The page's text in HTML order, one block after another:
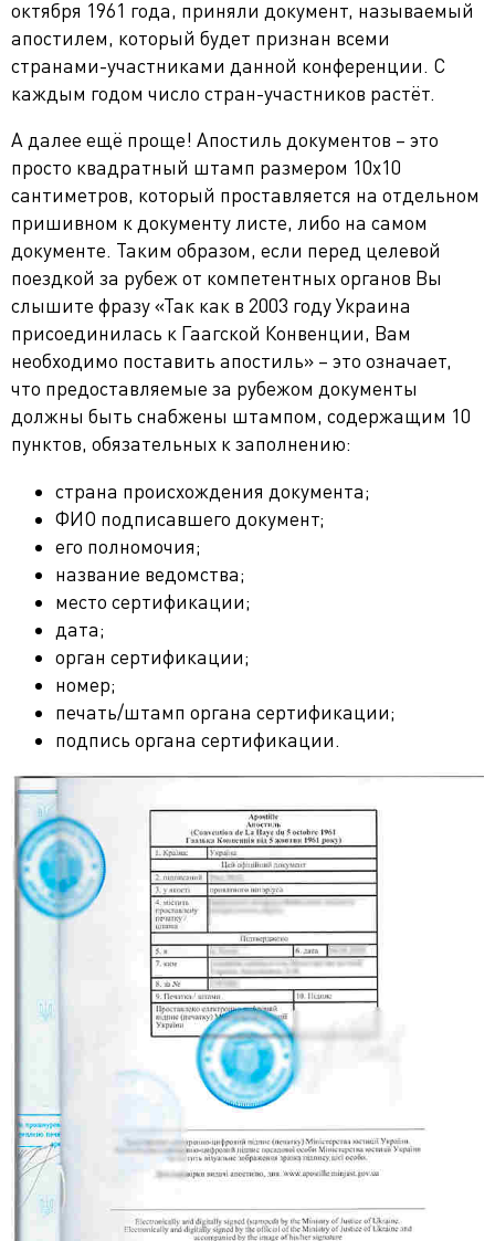
октября 1961 года, приняли документ, называемый
апостилем, который будет признан всеми
странами-участниками данной конференции. С
каждым годом число стран-участников растёт.
А далее ещё проще! Апостиль документов – это
просто квадратный штамп размером 10х10
сантиметров, который проставляется на отдельном
пришивном к документу листе, либо на самом
документе. Таким образом, если перед целевой
поездкой за рубеж от компетентных органов Вы
слышите фразу «Так как в 2003 году Украина
присоединилась к Гаагской Конвенции, Вам
необходимо поставить апостиль» – это означает,
что предоставляемые за рубежом документы
должны быть снабжены штампом, содержащим 10
пунктов, обязательных к заполнению:
страна происхождения документа;
ФИО подписавшего документ;
его полномочия;
название ведомства;
место сертификации;
дата;
орган сертификации;
номер;
печать/штамп органа сертификации;
подпись органа сертификации.